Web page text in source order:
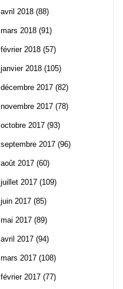
avril 2018 (88)
mars 2018 (91)
février 2018 (57)
janvier 2018 (105)
décembre 2017 (82)
novembre 2017 (78)
octobre 2017 (93)
septembre 2017 (96)
août 2017 (60)
juillet 2017 (109)
juin 2017 (85)
mai 2017 (89)
avril 2017 (94)
mars 2017 (108)
février 2017 (77)